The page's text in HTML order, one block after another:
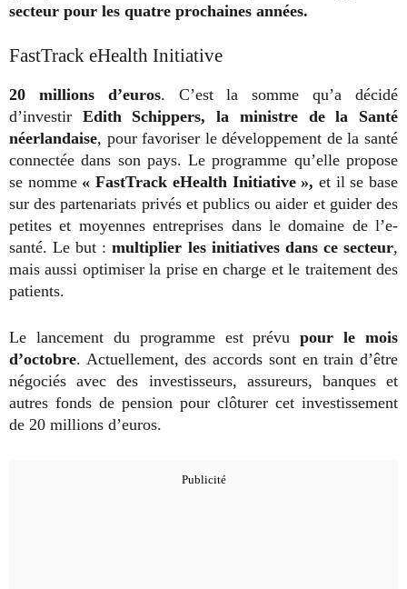
secteur pour les quatre prochaines années.
FastTrack eHealth Initiative
20 millions d’euros. C’est la somme qu’a décidé
d’investir Edith Schippers, la ministre de la Santé
néerlandaise, pour favoriser le développement de la santé
connectée dans son pays. Le programme qu’elle propose
se nomme « FastTrack eHealth Initiative », et il se base
sur des partenariats privés et publics ou aider et guider des
petites et moyennes entreprises dans le domaine de l’e-
santé. Le but :multiplier les initiatives dans ce secteur,
mais aussi optimiser la prise en charge et le traitement des
patients.
Le lancement du programme est prévupour le mois
d’octobre. Actuellement, des accords sont en train d’être
négociés avec des investisseurs, assureurs, banques et
autres fonds de pension pour clôturer cet investissement
de 20 millions d’euros.